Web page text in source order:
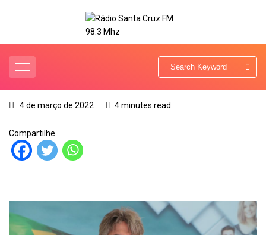
4 de março de 2022 4 minutes read
Compartilhe